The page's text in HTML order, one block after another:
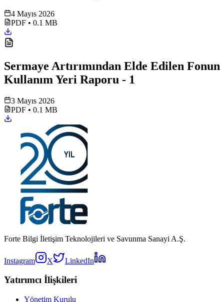
4 Mayıs 2026
PDF • 0.1 MB
Sermaye Artırımından Elde Edilen Fonun
Kullanım Yeri Raporu - 1
3 Mayıs 2026
PDF • 0.1 MB
Forte Bilgi İletişim Teknolojileri ve Savunma Sanayi A.Ş.
Instagram X LinkedIn
Yatırımcı İlişkileri
Yönetim Kurulu